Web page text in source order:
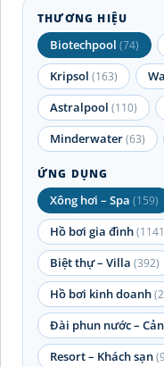
THƯƠNG HIỆU
Biotechpool (74)
Kripsol (163)
Astralpool (110)
Minderwater(63)
ỨNG DỤNG
Xông hơi – Spa (159)
Hồ bơi gia đình
Biệt thự – Villa (392)
Hồ bơi kinh doanh
Đài phun nước –
Resort – Khách sạn